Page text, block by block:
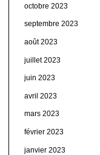
octobre 2023
septembre 2023
août 2023
juillet 2023
juin 2023
avril 2023
mars 2023
février 2023
janvier 2023